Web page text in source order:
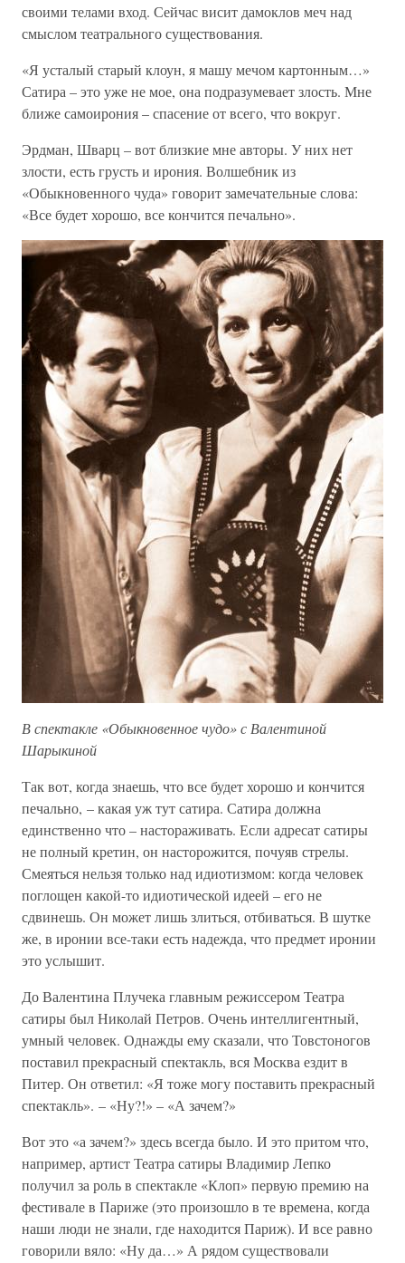
своими телами вход. Сейчас висит дамоклов меч над
смыслом театрального существования.
«Я усталый старый клоун, я машу мечом картонным…»
Сатира – это уже не мое, она подразумевает злость. Мне
ближе самоирония – спасение от всего, что вокруг.
Эрдман, Шварц – вот близкие мне авторы. У них нет
злости, есть грусть и ирония. Волшебник из
«Обыкновенного чуда» говорит замечательные слова:
«Все будет хорошо, все кончится печально».
В спектакле «Обыкновенное чудо» с Валентиной
Шарыкиной
Так вот, когда знаешь, что все будет хорошо и кончится
печально, – какая уж тут сатира. Сатира должна
единственно что – настораживать. Если адресат сатиры
не полный кретин, он насторожится, почуяв стрелы.
Смеяться нельзя только над идиотизмом: когда человек
поглощен какой-то идиотической идеей – его не
сдвинешь. Он может лишь злиться, отбиваться. В шутке
же, в иронии все-таки есть надежда, что предмет иронии
это услышит.
До Валентина Плучека главным режиссером Театра
сатиры был Николай Петров. Очень интеллигентный,
умный человек. Однажды ему сказали, что Товстоногов
поставил прекрасный спектакль, вся Москва ездит в
Питер. Он ответил: «Я тоже могу поставить прекрасный
спектакль». – «Ну?!» – «А зачем?»
Вот это «а зачем?» здесь всегда было. И это притом что,
например, артист Театра сатиры Владимир Лепко
получил за роль в спектакле «Клоп» первую премию на
фестивале в Париже (это произошло в те времена, когда
наши люди не знали, где находится Париж). И все равно
говорили вяло: «Ну да…» А рядом существовали